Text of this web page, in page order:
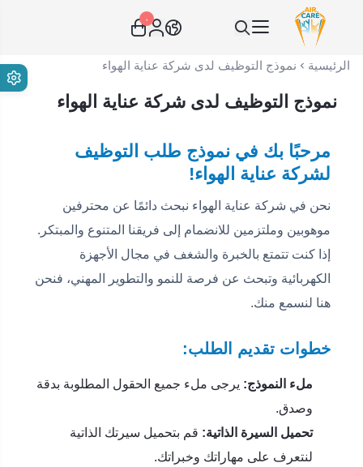
عناية الهواء | شريك سكني الاستراتيجي
٠
الرئيسية نموذج التوظيف لدى شركة عناية الهواء
نموذج التوظيف لدى شركة عناية الهواء
مرحبًا بك في نموذج طلب التوظيف
لشركة عناية الهواء!
نحن في شركة عناية الهواء نبحث دائمًا عن محترفين
موهوبين وملتزمين للانضمام إلى فريقنا المتنوع والمبتكر.
إذا كنت تتمتع بالخبرة والشغف في مجال الأجهزة
الكهربائية وتبحث عن فرصة للنمو والتطوير المهني، فنحن
هنا لنسمع منك.
خطوات تقديم الطلب:
ملء النموذج: يرجى ملء جميع الحقول المطلوبة بدقة
وصدق.
تحميل السيرة الذاتية: قم بتحميل سيرتك الذاتية
لنتعرف على مهاراتك وخبراتك.